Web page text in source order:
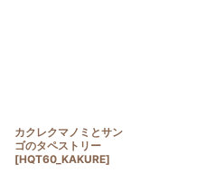
カクレクマノミとサン
ゴのタペストリー
[HQT60_KAKURE]